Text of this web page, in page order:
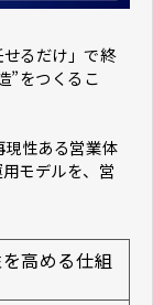
るだけ」で終
”をつくるこ
性ある営業体
モデルを、営
高める仕組